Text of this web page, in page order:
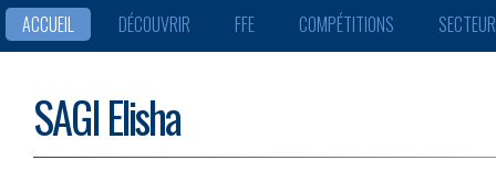
ACCUEIL DÉCOUVRIR FFE COMPÉTITIONS
SAGI Elisha